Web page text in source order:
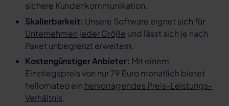
sichere Kundenkommunikation.
Skalierbarkeit: Unsere Software eignet sich für
Unternehmen jeder Größe und lässt sich je nach
Paket unbegrenzt erweitern.
Kostengünstiger Anbieter: Mit einem
Einstiegspreis von nur 79 Euro monatlich bietet
hellomateo ein hervorragendes Preis-Leistungs-
Verhältnis.